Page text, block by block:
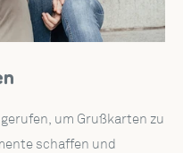
um Grußkarten zu
schaffen und